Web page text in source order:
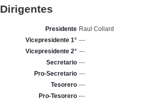
Dirigentes
Presidente Raul Collard
Vicepresidente 1° ---
Vicepresidente 2° ---
Secretario ---
Pro-Secretario ---
Tesorero ---
Pro-Tesorero ---